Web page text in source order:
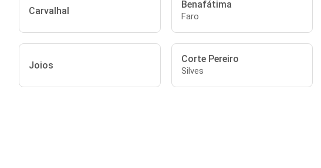
Carvalhal
Benafátima
Faro
Joios
Corte Pereiro
Silves